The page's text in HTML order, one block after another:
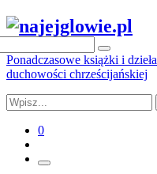
Ponadczasowe książki i dzieła
duchowości chrześcijańskiej
0